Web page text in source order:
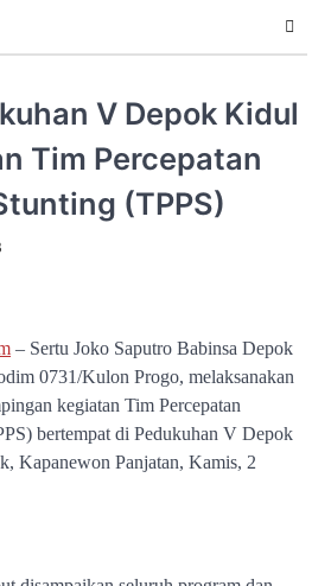
V Depok Kidul
Tim Percepatan
(TPPS)
– Sertu Joko Saputro Babinsa Depok
0731/Kulon Progo, melaksanakan
kegiatan Tim Percepatan
bertempat di Pedukuhan V Depok
Kapanewon Panjatan, Kamis, 2